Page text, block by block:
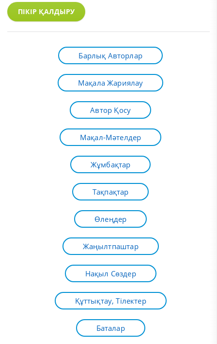
ПІКІР ҚАЛДЫРУ
Барлық Авторлар
Мақала Жариялау
Автор Қосу
Мақал-Мәтелдер
Жұмбақтар
Тақпақтар
Өлеңдер
Жаңылтпаштар
Нақыл Сөздер
Құттықтау, Тілектер
Баталар